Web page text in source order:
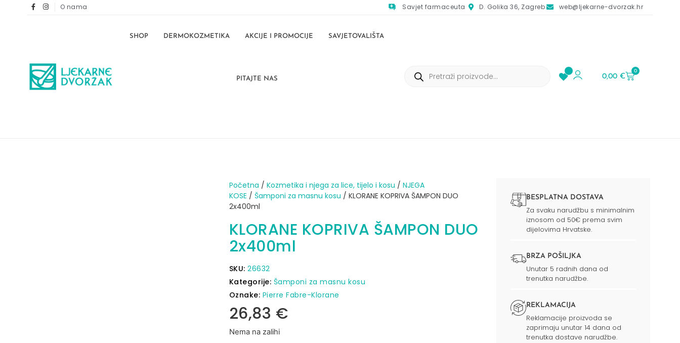
O nama Savjet farmaceuta D. Golika 36, Zagreb web@ljekarne-dvorzak.hr
SHOP DERMOKOZMETIKA AKCIJE I PROMOCIJE SAVJETOVALIŠTA
PITAJTE NAS 0,00€
0
Početna / Kozmetika i njega za lice, tijelo i kosu / NJEGA
KOSE / Šamponi za masnu kosu / KLORANE KOPRIVA ŠAMPON DUO
2x400ml
KLORANE KOPRIVA ŠAMPON DUO
2x400ml
SKU: 26632
Kategorije: Šamponi za masnu kosu
Oznake: Pierre Fabre-Klorane
26,83 €
Nema na zalihi
BESPLATNA DOSTAVA
Za svaku narudžbu s minimalnim
iznosom od 50€ prema svim
dijelovima Hrvatske.
BRZA POŠILJKA
Unutar 5 radnih dana od
trenutka narudžbe.
REKLAMACIJA
Reklamacije proizvoda se
zaprimaju unutar 14 dana od
trenutka dostave narudžbe.